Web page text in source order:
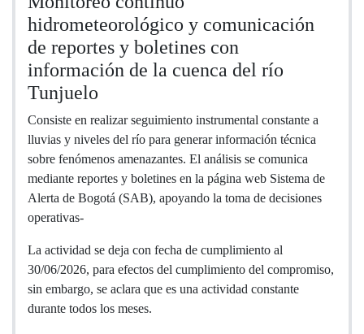
hidrometeorológico y comunicación
de reportes y boletines con
información de la cuenca del río
Tunjuelo
Consiste en realizar seguimiento instrumental constante a
lluvias y niveles del río para generar información técnica
sobre fenómenos amenazantes. El análisis se comunica
mediante reportes y boletines en la página web Sistema de
Alerta de Bogotá (SAB), apoyando la toma de decisiones
operativas-
La actividad se deja con fecha de cumplimiento al
30/06/2026, para efectos del cumplimiento del compromiso,
sin embargo, se aclara que es una actividad constante
durante todos los meses.